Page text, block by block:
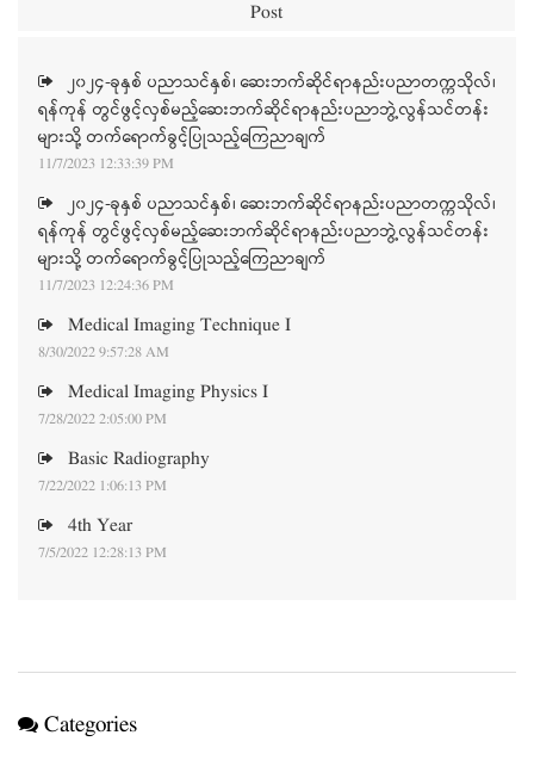
Post
၂၀၂၄-ခုနှစ် ပညာသင်နှစ်၊ ဆေးဘက်ဆိုင်ရာနည်းပညာတက္ကသိုလ်၊
ရန်ကုန် တွင်ဖွင့်လှစ်မည့်ဆေးဘက်ဆိုင်ရာနည်းပညာဘွဲ့လွန်သင်တန်း
များသို့ တက်ရောက်ခွင့်ပြုသည့်ကြေညာချက်
11/7/2023 12:33:39 PM
၂၀၂၄-ခုနှစ် ပညာသင်နှစ်၊ ဆေးဘက်ဆိုင်ရာနည်းပညာတက္ကသိုလ်၊
ရန်ကုန် တွင်ဖွင့်လှစ်မည့်ဆေးဘက်ဆိုင်ရာနည်းပညာဘွဲ့လွန်သင်တန်း
များသို့ တက်ရောက်ခွင့်ပြုသည့်ကြေညာချက်
11/7/2023 12:24:36 PM
Medical Imaging Technique I
8/30/2022 9:57:28 AM
Medical Imaging Physics I
7/28/2022 2:05:00 PM
Basic Radiography
7/22/2022 1:06:13 PM
4th Year
7/5/2022 12:28:13 PM
Categories